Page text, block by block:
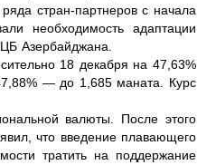
стран-партнеров с начала
необходимость адаптации
Азербайджана.
18 декабря на 47,63%
— до 1,685 маната. Курс
валюты. После этого
что введение плавающего
тратить на поддержание